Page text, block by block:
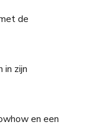
de
in zijn
en een